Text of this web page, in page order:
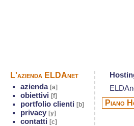
L'azienda ELDAnet
azienda [a]
obiettivi [f]
portfolio clienti [b]
privacy [y]
contatti [c]
Piano